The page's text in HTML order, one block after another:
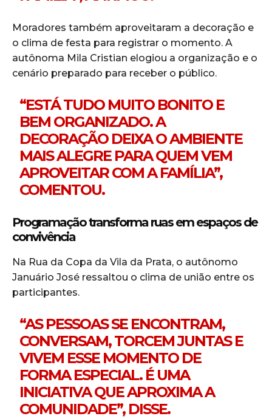
Moradores também aproveitaram a decoração e
o clima de festa para registrar o momento. A
autônoma Mila Cristian elogiou a organização e o
cenário preparado para receber o público.
“ESTÁ TUDO MUITO BONITO E
BEM ORGANIZADO. A
DECORAÇÃO DEIXA O AMBIENTE
MAIS ALEGRE PARA QUEM VEM
APROVEITAR COM A FAMÍLIA”,
COMENTOU.
Programação transforma ruas em espaços de
convivência
Na Rua da Copa da Vila da Prata, o autônomo
Januário José ressaltou o clima de união entre os
participantes.
“AS PESSOAS SE ENCONTRAM,
CONVERSAM, TORCEM JUNTAS E
VIVEM ESSE MOMENTO DE
FORMA ESPECIAL. É UMA
INICIATIVA QUE APROXIMA A
COMUNIDADE”, DISSE.